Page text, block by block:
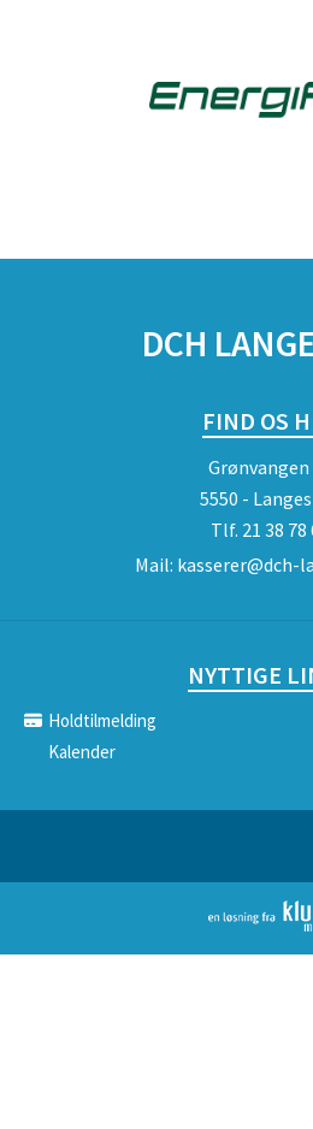
DCH
FIND OS
Grønvangen
5550 -
Tlf. 21 38 78
Mail: kasserer@dch-
NYTTIGE
Holdtilmelding
Kalender